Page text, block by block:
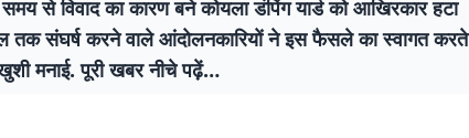
से विवाद का कारण बने कोयला डंपिंग यार्ड को आखिरकार हटा
तक संघर्ष करने वाले आंदोलनकारियों ने इस फैसले का स्वागत करते
मनाई. पूरी खबर नीचे पढ़ें…